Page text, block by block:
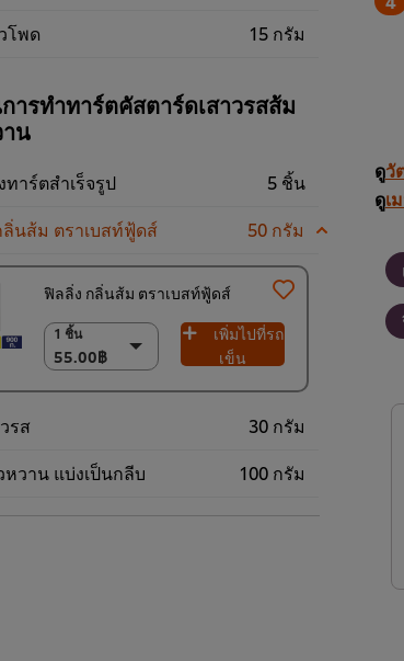
โพด
15 กรัม
ารทำทาร์ตคัสตาร์ดเสาวรสส้ม
น
ทาร์ตสำเร็จรูป
5 ชิ้น
นส้ม ตราเบสท์ฟู้ดส์
50 กรัม
ฟิลลิ่ง กลิ่นส้ม ตราเบสท์ฟู้ดส์
1 ชิ้น
55.00฿
1 ชิ้น
55.00฿
เพิ่มไปที่รถ
เข็น
รส
30 กรัม
หวาน แบ่งเป็นกลีบ
100 กรัม
ดูวั
ดูเ